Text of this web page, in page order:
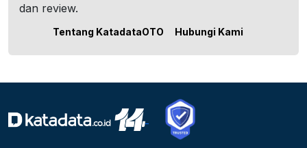
dan review.
Tentang KatadataOTO Hubungi Kami